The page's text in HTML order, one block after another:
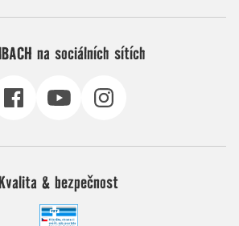
na sociálních sítích
& bezpečnost